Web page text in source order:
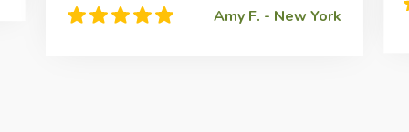
Amy F. - New York